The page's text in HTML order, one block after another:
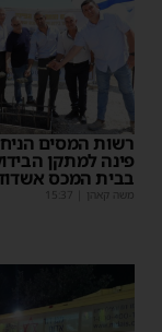
רשות המסים הניחה
פינה למתקן הבידוק
בבית המכס אשדוד
משה קאהן |
15:37